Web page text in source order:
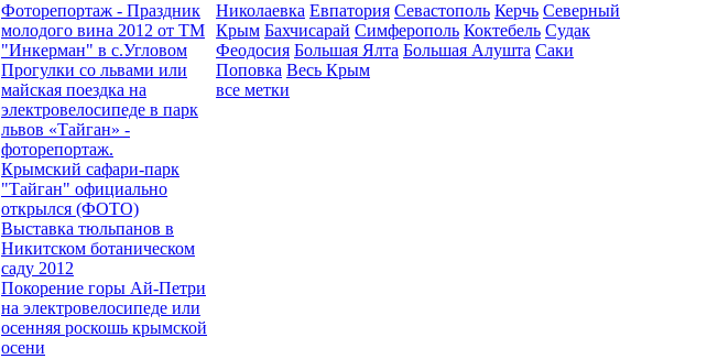
Фоторепортаж - Праздник
молодого вина 2012 от ТМ
"Инкерман" в с.Угловом
Прогулки cо львами или
майская поездка на
электровелосипеде в парк
львов «Тайган» -
фоторепортаж.
Крымский сафари-парк
"Тайган" официально
открылся (ФОТО)
Выставка тюльпанов в
Никитском ботаническом
саду 2012
Покорение горы Ай-Петри
на электровелосипеде или
осенняя роскошь крымской
осени
Николаевка Евпатория Севастополь Керчь Северный
Крым Бахчисарай Симферополь Коктебель Судак
Феодосия Большая Ялта Большая Алушта Саки
Поповка Весь Крым
все метки